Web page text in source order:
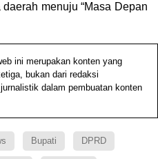
menuju “Masa Depan
ini merupakan konten yang
bukan dari redaksi
dalam pembuatan konten
Bupati DPRD